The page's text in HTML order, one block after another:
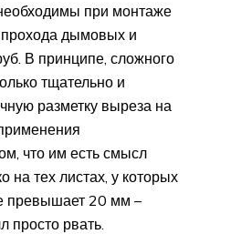
при монтаже
дымовых и
В принципе, сложного
тщательно и
разметку выреза на
что им есть смысл
на тех листах, у которых
превышает 20 мм –
просто рвать.